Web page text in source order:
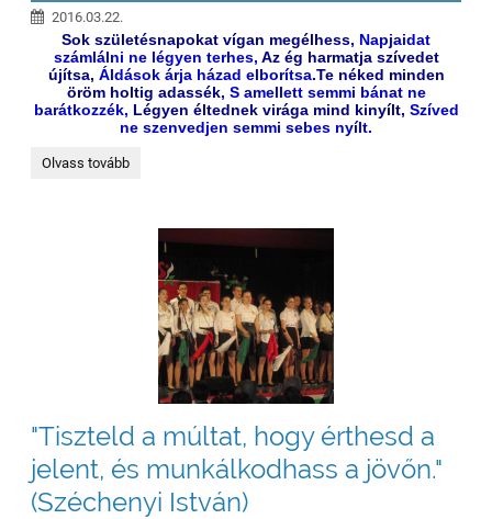
2016.03.22.
Sok születésnapokat vígan megélhess, Napjaidat
számlálni ne légyen terhes, Az ég harmatja szívedet
újítsa, Áldások árja házad elborítsa.Te néked minden
öröm holtig adassék, S amellett semmi bánat ne
barátkozzék, Légyen éltednek virága mind kinyílt, Szíved
ne szenvedjen semmi sebes nyílt.
"Áldjon
Olvass tovább
"Tiszteld a múltat, hogy érthesd a
jelent, és munkálkodhass a jövőn."
(Széchenyi István)